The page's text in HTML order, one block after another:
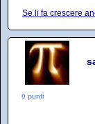
Se li fa crescere
0 punti